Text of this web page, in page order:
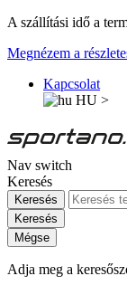
A szállítási idő a
Megnézem a
Kapcsolat
HU >
Nav switch
Keresés
Keresés
Keresés
Mégse
Adja meg a